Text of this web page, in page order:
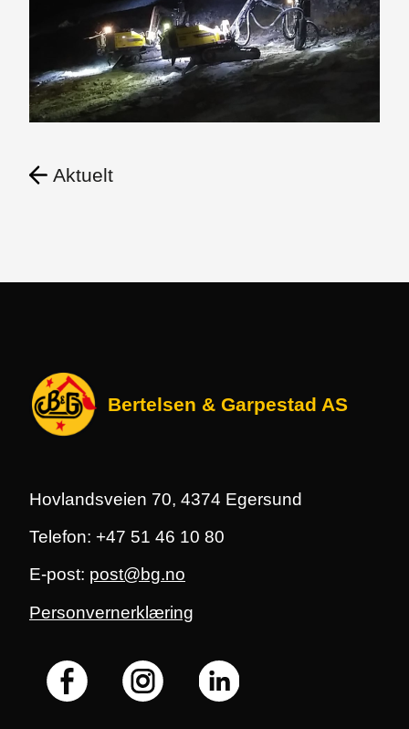
Aktuelt
Bertelsen & Garpestad AS
Hovlandsveien 70, 4374 Egersund
Telefon: +47 51 46 10 80
E-post: post@bg.no
Personvernerklæring